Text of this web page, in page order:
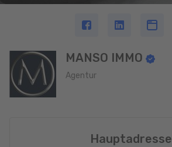
MANSO IMMO
Agentur
Hauptadresse